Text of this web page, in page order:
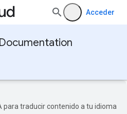
Acceder
Documentation
para traducir contenido a tu idioma